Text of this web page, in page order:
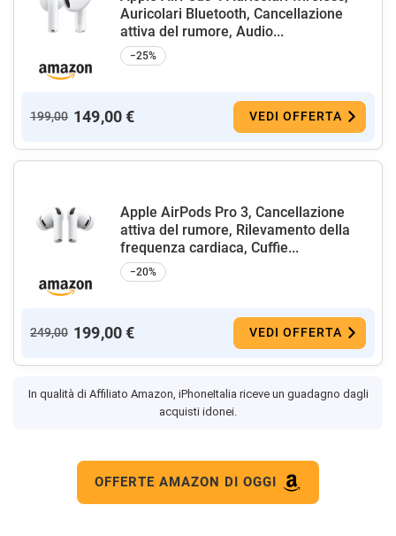
Auricolari Bluetooth, Cancellazione
attiva del rumore, Audio...
−25%
199,00 149,00 € VEDI OFFERTA
Apple AirPods Pro 3, Cancellazione
attiva del rumore, Rilevamento della
frequenza cardiaca, Cuffie...
−20%
249,00 199,00 € VEDI OFFERTA
In qualità di Affiliato Amazon, iPhoneItalia riceve un guadagno dagli
acquisti idonei.
OFFERTE AMAZON DI OGGI